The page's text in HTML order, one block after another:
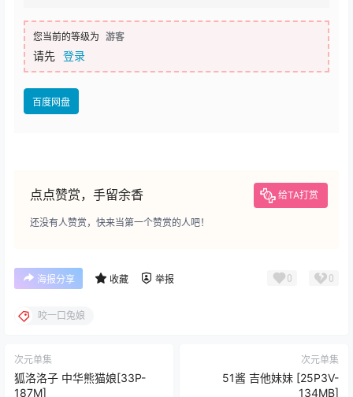
您当前的等级为 游客
请先 登录
百度网盘
点点赞赏，手留余香 给TA打赏
还没有人赞赏，快来当第一个赞赏的人吧！
海报分享 收藏 举报 0 0
咬一口兔娘
次元单集
狐洛洛子 中华熊猫娘[33P-
187M]
次元单集
51酱 吉他妹妹 [25P3V-
134MB]